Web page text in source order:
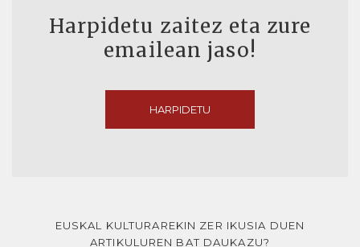
Harpidetu zaitez eta zure
emailean jaso!
HARPIDETU
EUSKAL KULTURAREKIN ZER IKUSIA DUEN
ARTIKULUREN BAT DAUKAZU?